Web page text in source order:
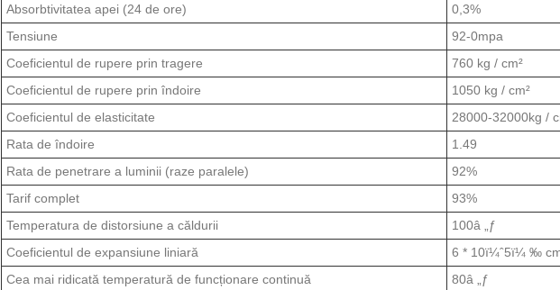
Absorbtivitatea apei (24 de ore)
0,3%
Tensiune
92-0mpa
Coeficientul de rupere prin tragere
760 kg / cm²
Coeficientul de rupere prin îndoire
1050 kg / cm²
Coeficientul de elasticitate
28000-32000kg /
Rata de îndoire
1.49
Rata de penetrare a luminii (raze paralele)
92%
Tarif complet
93%
Temperatura de distorsiune a căldurii
100â „ƒ
Coeficientul de expansiune liniară
6 * 10ï¼ˆ5ï¼ ‰ cm
Cea mai ridicată temperatură de funcționare continuă
80â „ƒ